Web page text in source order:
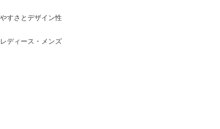
すさとデザイン性
ディース・メンズ